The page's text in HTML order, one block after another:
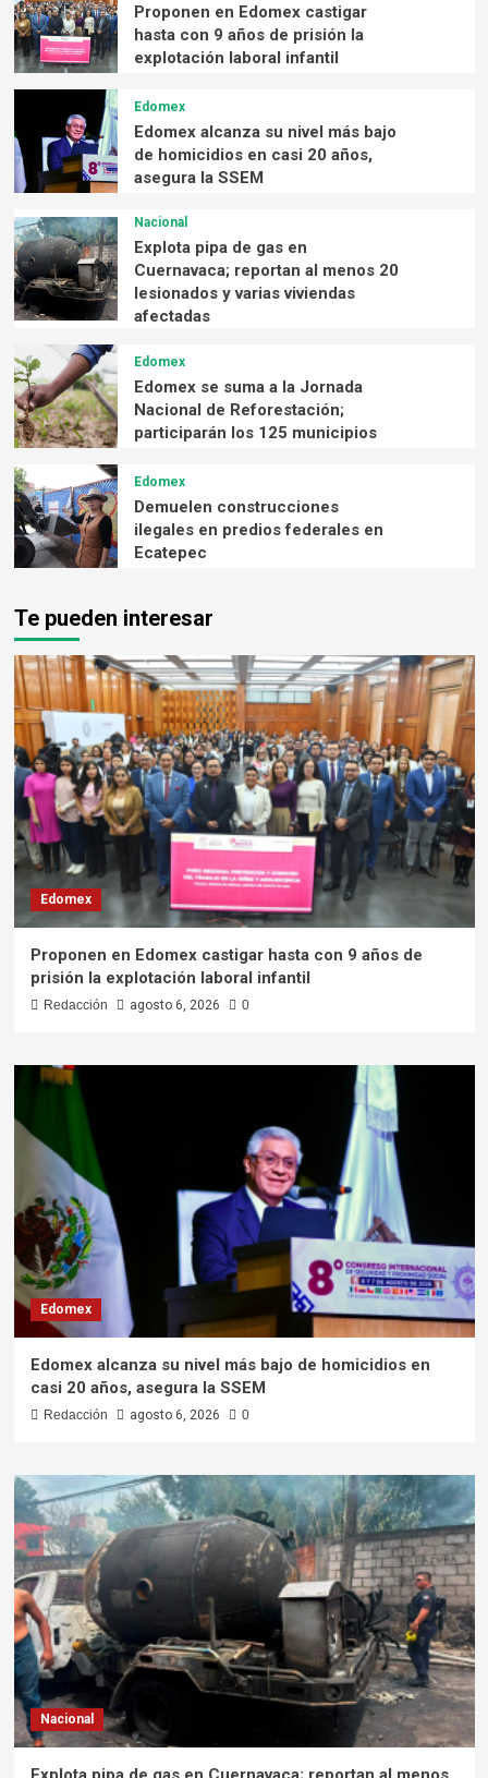
Proponen en Edomex castigar
hasta con 9 años de prisión la
explotación laboral infantil
Edomex
Edomex alcanza su nivel más bajo
de homicidios en casi 20 años,
asegura la SSEM
Nacional
Explota pipa de gas en
Cuernavaca; reportan al menos 20
lesionados y varias viviendas
afectadas
Edomex
Edomex se suma a la Jornada
Nacional de Reforestación;
participarán los 125 municipios
Edomex
Demuelen construcciones
ilegales en predios federales en
Ecatepec
Te pueden interesar
Edomex
Proponen en Edomex castigar hasta con 9 años de
prisión la explotación laboral infantil
Redacción agosto 6, 2026 0
Edomex
Edomex alcanza su nivel más bajo de homicidios en
casi 20 años, asegura la SSEM
Redacción agosto 6, 2026 0
Nacional